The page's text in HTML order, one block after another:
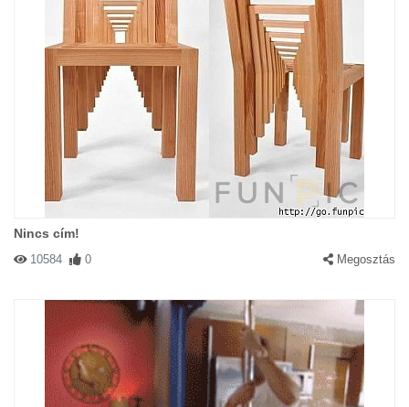
Nincs cím!
10584 0 Megosztás